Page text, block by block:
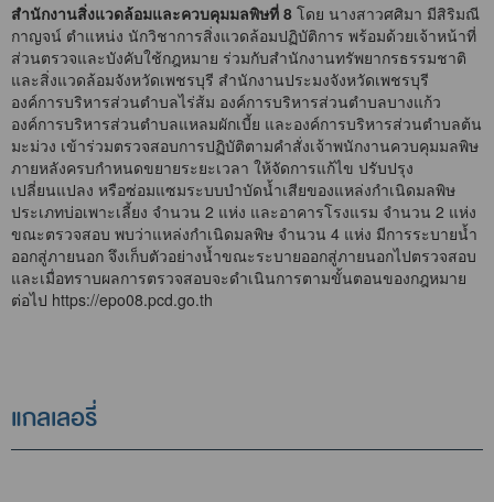
สำนักงานสิ่งแวดล้อมและควบคุมมลพิษที่ 8 โดย นางสาวศศิมา มีสิริมณี
กาญจน์ ตำแหน่ง นักวิชาการสิ่งแวดล้อมปฏิบัติการ พร้อมด้วยเจ้าหน้าที่
ส่วนตรวจและบังคับใช้กฎหมาย ร่วมกับสำนักงานทรัพยากรธรรมชาติ
และสิ่งแวดล้อมจังหวัดเพชรบุรี สำนักงานประมงจังหวัดเพชรบุรี
องค์การบริหารส่วนตำบลไร่ส้ม องค์การบริหารส่วนตำบลบางแก้ว
องค์การบริหารส่วนตำบลแหลมผักเบี้ย และองค์การบริหารส่วนตำบลต้น
มะม่วง เข้าร่วมตรวจสอบการปฏิบัติตามคำสั่งเจ้าพนักงานควบคุมมลพิษ
ภายหลังครบกำหนดขยายระยะเวลา ให้จัดการแก้ไข ปรับปรุง
เปลี่ยนแปลง หรือซ่อมแซมระบบบำบัดน้ำเสียของแหล่งกำเนิดมลพิษ
ประเภทบ่อเพาะเลี้ยง จำนวน 2 แห่ง และอาคารโรงแรม จำนวน 2 แห่ง
ขณะตรวจสอบ พบว่าแหล่งกำเนิดมลพิษ จำนวน 4 แห่ง มีการระบายน้ำ
ออกสู่ภายนอก จึงเก็บตัวอย่างน้ำขณะระบายออกสู่ภายนอกไปตรวจสอบ
และเมื่อทราบผลการตรวจสอบจะดำเนินการตามขั้นตอนของกฎหมาย
ต่อไป https://epo08.pcd.go.th
แกลเลอรี่